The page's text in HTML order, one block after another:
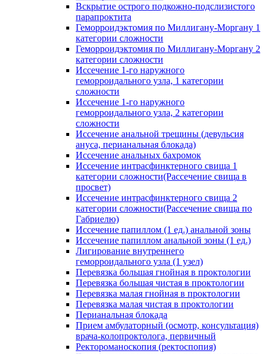
Вскрытие острого подкожно-подслизистого
парапроктита
Геморроидэктомия по Миллигану-Моргану 1
категории сложности
Геморроидэктомия по Миллигану-Моргану 2
категории сложности
Иссечение 1-го наружного
геморроидального узла, 1 категории
сложности
Иссечение 1-го наружного
геморроидального узла, 2 категории
сложности
Иссечение анальной трещины (девульсия
ануса, перианальная блокада)
Иссечение анальных бахромок
Иссечение интрасфинктерного свища 1
категории сложности(Рассечение свища в
просвет)
Иссечение интрасфинктерного свища 2
категории сложности(Рассечение свища по
Габриелю)
Иссечение папиллом (1 ед.) анальной зоны
Иссечение папиллом анальной зоны (1 ед.)
Лигирование внутреннего
геморроидального узла (1 узел)
Перевязка большая гнойная в проктологии
Перевязка большая чистая в проктологии
Перевязка малая гнойная в проктологии
Перевязка малая чистая в проктологии
Перианальная блокада
Прием амбулаторный (осмотр, консультация)
врача-колопроктолога, первичный
Ректороманоскопия (ректоспопия)